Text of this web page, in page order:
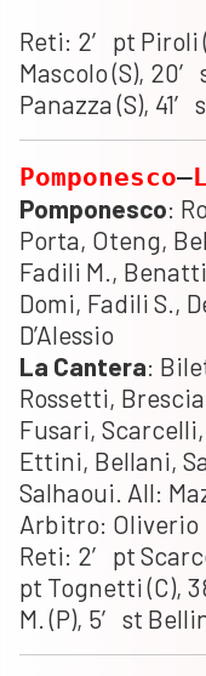
Reti: 2′ pt Piroli
Mascolo (S),
Panazza (S), 41′
Pomponesco–
Pomponesco:
Porta, Oteng,
Fadili M.,
Domi, Fadili S.,
D’Alessio
La Cantera:
Rossetti,
Fusari,
Ettini, Bellani,
Salhaoui. All:
Arbitro: Oliverio
Reti: 2′ pt
pt Tognetti (C),
M. (P), 5′ st